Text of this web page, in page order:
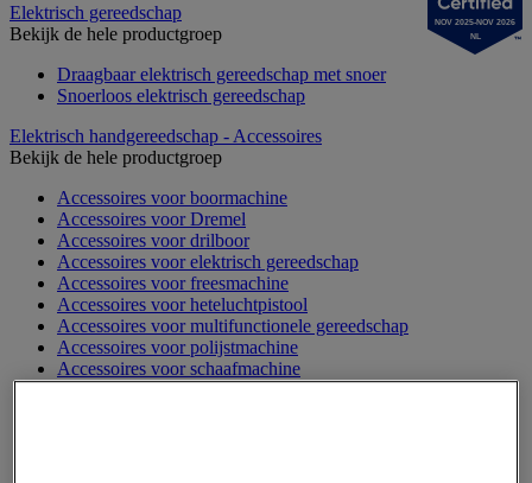
Elektrisch gereedschap
Bekijk de hele productgroep
Draagbaar elektrisch gereedschap met snoer
Snoerloos elektrisch gereedschap
Elektrisch handgereedschap - Accessoires
Bekijk de hele productgroep
Accessoires voor boormachine
Accessoires voor Dremel
Accessoires voor drilboor
Accessoires voor elektrisch gereedschap
Accessoires voor freesmachine
Accessoires voor heteluchtpistool
Accessoires voor multifunctionele gereedschap
Accessoires voor polijstmachine
Accessoires voor schaafmachine
Accessoires voor schroevendraaier
NOV 2025-NOV 2026
NL